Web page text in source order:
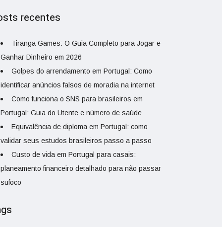
recentes
Tiranga Games: O Guia Completo para Jogar e
Ganhar Dinheiro em 2026
Golpes do arrendamento em Portugal: Como
identificar anúncios falsos de moradia na internet
Como funciona o SNS para brasileiros em
Portugal: Guia do Utente e número de saúde
Equivalência de diploma em Portugal: como
validar seus estudos brasileiros passo a passo
Custo de vida em Portugal para casais:
planeamento financeiro detalhado para não passar
sufoco